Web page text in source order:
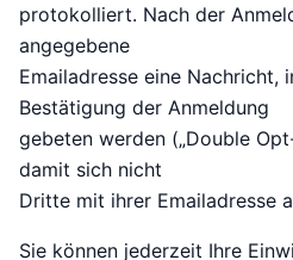
protokolliert. Nach der
angegebene
Emailadresse eine Nachricht,
Bestätigung der Anmeldung
gebeten werden („Double
damit sich nicht
Dritte mit ihrer Emailadresse
Sie können jederzeit Ihre